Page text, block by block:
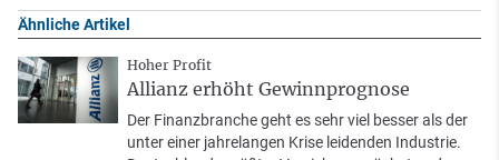
Ähnliche Artikel
Hoher Profit
Allianz erhöht Gewinnprognose
Der Finanzbranche geht es sehr viel besser als der
unter einer jahrelangen Krise leidenden Industrie.